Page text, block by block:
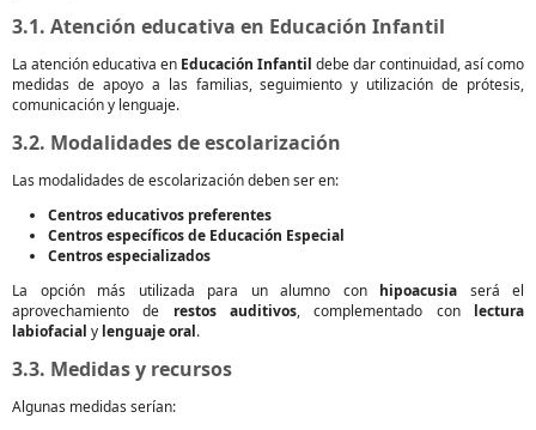
3.1. Atención educativa en Educación Infantil
La atención educativa en Educación Infantil debe dar continuidad, así como
medidas de apoyo a las familias, seguimiento y utilización de prótesis,
comunicación y lenguaje.
3.2. Modalidades de escolarización
Las modalidades de escolarización deben ser en:
Centros educativos preferentes
Centros específicos de Educación Especial
Centros especializados
La opción más utilizada para un alumno con hipoacusia será el
aprovechamiento de restos auditivos, complementado con lectura
labiofacial y lenguaje oral.
3.3. Medidas y recursos
Algunas medidas serían: